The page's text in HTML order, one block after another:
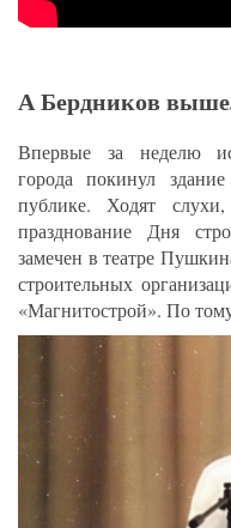
А Бердников
Впервые за неделю
города покинул
публике. Ходят
празднование Дня
замечен в театре
строительных
«Магнитострой». По